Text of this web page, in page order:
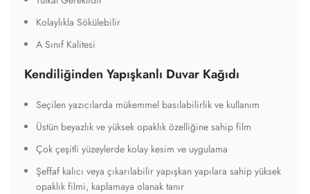
Kolaylıkla Sökülebilir
A Sınıf Kalitesi
Kendiliğinden Yapışkanlı Duvar Kağıdı
Seçilen yazıcılarda mükemmel basılabilirlik ve kullanım
Üstün beyazlık ve yüksek opaklık özelliğine sahip film
Çok çeşitli yüzeylerde kolay kesim ve uygulama
Şeffaf kalıcı veya çıkarılabilir yapışkan yapılara sahip yüksek
opaklık filmi, kaplamaya olanak tanır